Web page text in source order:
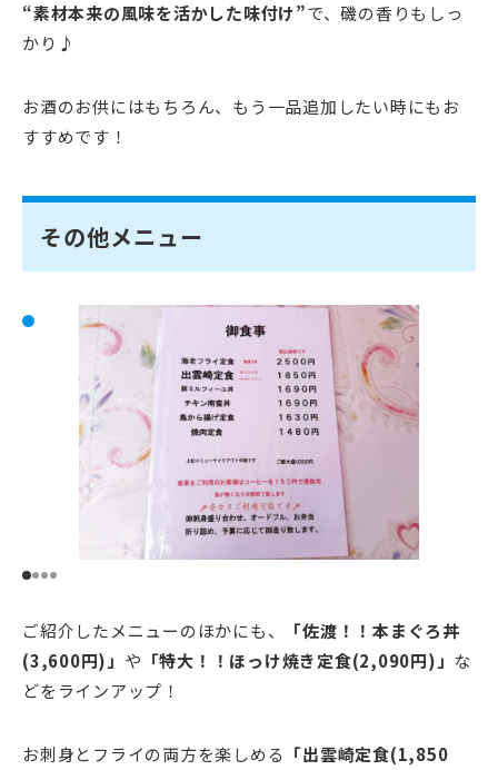
“素材本来の風味を活かした味付け”で、磯の香りもしっ
かり♪
お酒のお供にはもちろん、もう一品追加したい時にもお
すすめです！
その他メニュー
ご紹介したメニューのほかにも、
「佐渡！！本まぐろ丼
(3,600円)」 や 「特大！！ほっけ焼き定食(2,090円)」 な
どをラインアップ！
お刺身とフライの両方を楽しめる 「出雲崎定食(1,850